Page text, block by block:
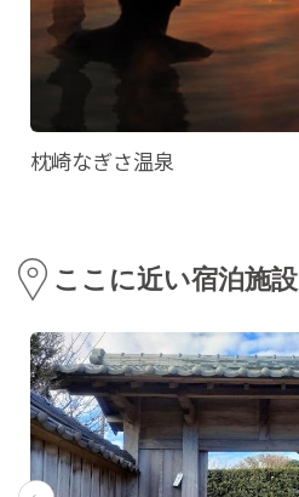
枕崎なぎさ温泉
ここに近い宿泊施設